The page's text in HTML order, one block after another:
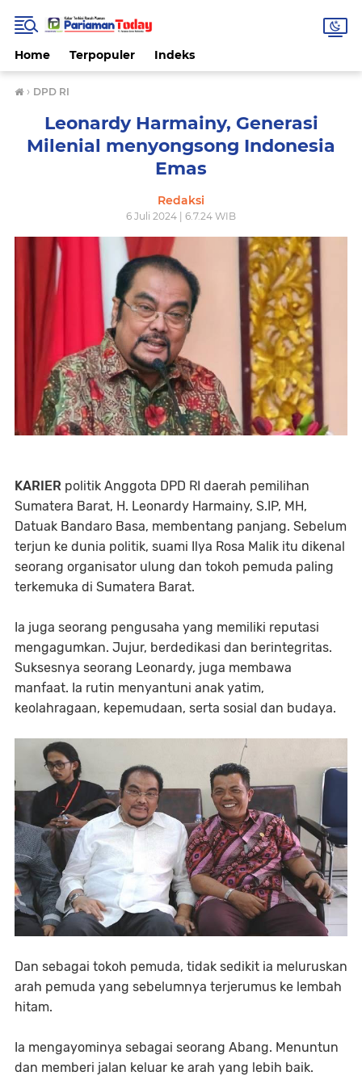
Home Terpopuler Indeks
› DPD RI
Leonardy Harmainy, Generasi
Milenial menyongsong Indonesia
Emas
Redaksi
6 Juli 2024 | 6.7.24 WIB
KARIER politik Anggota DPD RI daerah pemilihan
Sumatera Barat, H. Leonardy Harmainy, S.IP, MH,
Datuak Bandaro Basa, membentang panjang. Sebelum
terjun ke dunia politik, suami Ilya Rosa Malik itu dikenal
seorang organisator ulung dan tokoh pemuda paling
terkemuka di Sumatera Barat.
Ia juga seorang pengusaha yang memiliki reputasi
mengagumkan. Jujur, berdedikasi dan berintegritas.
Suksesnya seorang Leonardy, juga membawa
manfaat. Ia rutin menyantuni anak yatim,
keolahragaan, kepemudaan, serta sosial dan budaya.
Dan sebagai tokoh pemuda, tidak sedikit ia meluruskan
arah pemuda yang sebelumnya terjerumus ke lembah
hitam.
Ia mengayominya sebagai seorang Abang. Menuntun
dan memberi jalan keluar ke arah yang lebih baik.